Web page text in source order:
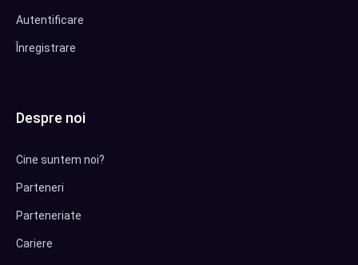
Autentificare
Înregistrare
Despre noi
Cine suntem noi?
Parteneri
Parteneriate
Cariere